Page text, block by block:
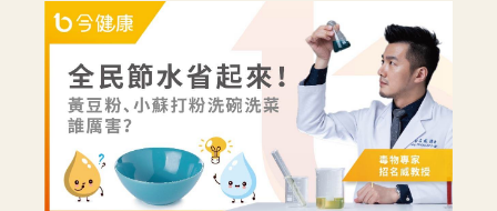
候就要使用菊花、金銀花來治療；假如單純的眼睛乾澀，結膜沒有紅，
眼睛周圍沒有眼屎，這種情況是屬於「陰虛」，就可以使用枸杞、蓮
藕、麥門冬、山藥等比較滋潤的藥材，效果就更顯著。